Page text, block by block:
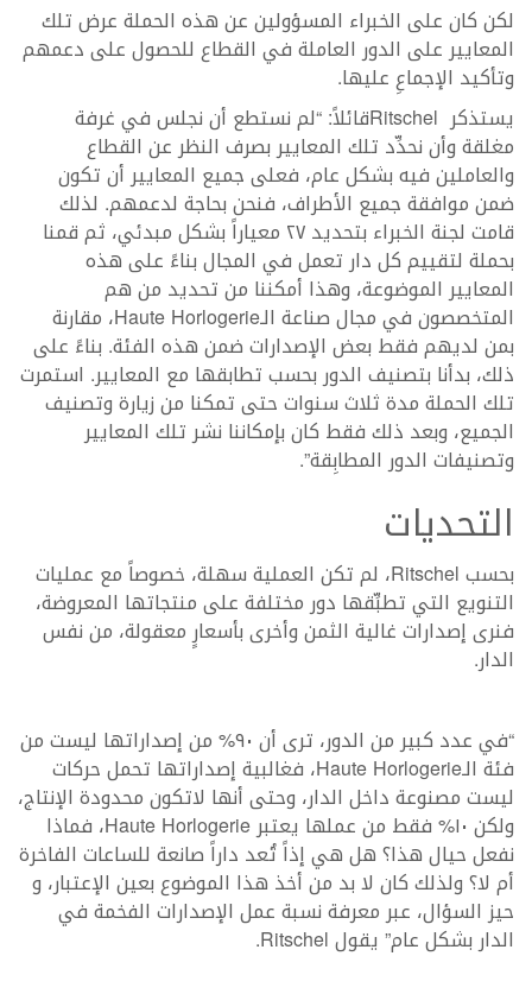
لكن كان على الخبراء المسؤولين عن هذه الحملة عرض تلك
المعايير على الدور العاملة في القطاع للحصول على دعمهم
وتأكيد الإجماعِ عليها.
يستذكر Ritschelقائلاً: “لم نستطع أن نجلس في غرفة
مغلقة وأن نحدِّد تلك المعايير بصرف النظر عن القطاع
والعاملين فيه بشكل عام، فعلى جميع المعايير أن تكون
ضمن موافقة جميع الأطراف، فنحن بحاجة لدعمهم. لذلك
قامت لجنة الخبراء بتحديد ٢٧ معياراً بشكل مبدئي، ثم قمنا
بحملة لتقييم كل دار تعمل في المجال بناءً على هذه
المعايير الموضوعة، وهذا أمكننا من تحديد من هم
المتخصصون في مجال صناعة الـHaute Horlogerie، مقارنة
بمن لديهم فقط بعض الإصدارات ضمن هذه الفئة. بناءً على
ذلك، بدأنا بتصنيف الدور بحسب تطابقها مع المعايير. استمرت
تلك الحملة مدة ثلاث سنوات حتى تمكنا من زيارة وتصنيف
الجميع، وبعد ذلك فقط كان بإمكاننا نشر تلك المعايير
وتصنيفات الدور المطابِقة”.
التحديات
بحسب Ritschel، لم تكن العملية سهلة، خصوصاً مع عمليات
التنويع التي تطبِّقها دور مختلفة على منتجاتها المعروضة،
فنرى إصدارات غالية الثمن وأخرى بأسعارٍ معقولة، من نفس
الدار.
“في عدد كبير من الدور، ترى أن ٩٠% من إصداراتها ليست من
فئة الـHaute Horlogerie، فغالبية إصداراتها تحمل حركات
ليست مصنوعة داخل الدار، وحتى أنها لاتكون محدودة الإنتاج،
ولكن ١٠% فقط من عملها يعتبر Haute Horlogerie، فماذا
نفعل حيال هذا؟ هل هي إذاً تُعد داراً صانعة للساعات الفاخرة
أم لا؟ ولذلك كان لا بد من أخذ هذا الموضوع بعين الإعتبار، و
حيز السؤال، عبر معرفة نسبة عمل الإصدارات الفخمة في
الدار بشكل عام” يقول Ritschel.